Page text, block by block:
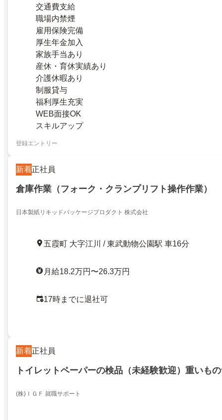
交通費支給
職場内禁煙
雇用保険完備
厚生年金加入
家族手当あり
産休・育休実績あり
介護休暇あり
制服貸与
福利厚生充実
WEB面接OK
スキルアップ
登録エントリー
新着正社員
倉庫作業（フォーク・クランプリフト操作作業）
日本製紙リキッドパッケージプロダクト 株式会社
五霞町 大字江川 / 東武動物公園駅 車16分
月給18.2万円〜26.3万円
17時までに退社可
新着正社員
トイレットペーパーの検品（未経験歓迎）重いも
(株)ＩＧＦ 就職サポート